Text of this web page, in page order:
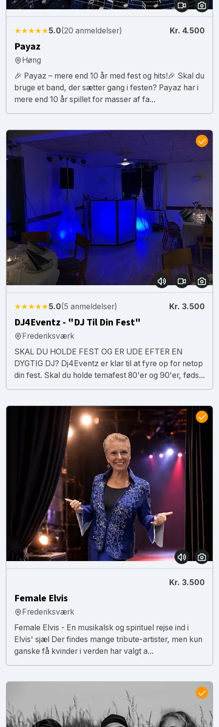
★★★★★5.0(20 anmeldelser) Kr. 4.500
Payaz
Høng
🎉 Payaz – mere end 10 år med fest og hits!🎉 Skal du
bruge et band, der sætter gang i festen? Payaz har i
mere end 10 år spillet for masser af fa...
★★★★★5.0(5 anmeldelser) Kr. 3.500
DJ4Eventz - "DJ Til Din Fest"
Frederiksværk
SKAL DU HOLDE FEST OG ER UDE EFTER EN
DYGTIG DJ? Dj4Eventz er klar til at fyre op for netop
din fest. Skal du holde temafest 80'er og 90'er, føds...
Kr. 3.500
Female Elvis
Frederiksværk
Female Elvis - En musikalsk og spirituel rejse ind i
Elvis' sjæl Der findes mange tribute-artister, men kun
ganske få kvinder i verden har valgt a...